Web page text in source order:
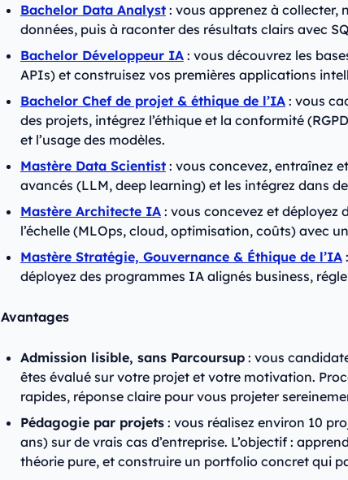
Bachelor Data Analyst: vous apprenez à collecter,
données, puis à raconter des résultats clairs avec
Bachelor Développeur IA: vous découvrez les
APIs) et construisez vos premières applications
Bachelor Chef de projet & éthique de l’IA: vous
des projets, intégrez l’éthique et la conformité
et l’usage des modèles.
Mastère Data Scientist: vous concevez, entraînez
avancés (LLM, deep learning) et les intégrez dans
Mastère Architecte IA: vous concevez et déployez
l’échelle (MLOps, cloud, optimisation, coûts) avec
Mastère Stratégie, Gouvernance & Éthique de l’IA
déployez des programmes IA alignés business,
Avantages
Admission lisible, sans Parcoursup: vous
êtes évalué sur votre projet et votre motivation.
rapides, réponse claire pour vous projeter
Pédagogie par projets: vous réalisez environ 10
ans) sur de vrais cas d’entreprise. L’objectif :
théorie pure, et construire un portfolio concret qui